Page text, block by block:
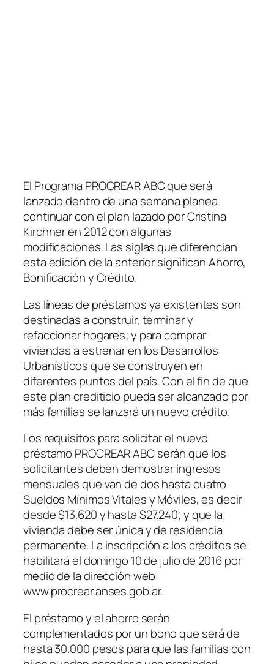
El Programa PROCREAR ABC que será
lanzado dentro de una semana planea
continuar con el plan lazado por Cristina
Kirchner en 2012 con algunas
modificaciones. Las siglas que diferencian
esta edición de la anterior significan Ahorro,
Bonificación y Crédito.
Las líneas de préstamos ya existentes son
destinadas a construir, terminar y
refaccionar hogares; y para comprar
viviendas a estrenar en los Desarrollos
Urbanísticos que se construyen en
diferentes puntos del país. Con el fin de que
este plan crediticio pueda ser alcanzado por
más familias se lanzará un nuevo crédito.
Los requisitos para solicitar el nuevo
préstamo PROCREAR ABC serán que los
solicitantes deben demostrar ingresos
mensuales que van de dos hasta cuatro
Sueldos Mínimos Vitales y Móviles, es decir
desde $13.620 y hasta $27.240; y que la
vivienda debe ser única y de residencia
permanente. La inscripción a los créditos se
habilitará el domingo 10 de julio de 2016 por
medio de la dirección web
www.procrear.anses.gob.ar.
El préstamo y el ahorro serán
complementados por un bono que será de
hasta 30.000 pesos para que las familias con